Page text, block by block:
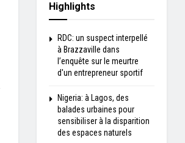
Highlights
RDC: un suspect interpellé
à Brazzaville dans
l’enquête sur le meurtre
d'un entrepreneur sportif
Nigeria: à Lagos, des
balades urbaines pour
sensibiliser à la disparition
des espaces naturels